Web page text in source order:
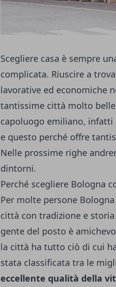
Scegliere casa è sempre
complicata. Riuscire a
lavorative ed economiche
tantissime città molto
capoluogo emiliano,
e questo perché offre
Nelle prossime righe
dintorni.
Perché scegliere Bologna
Per molte persone
città con tradizione e
gente del posto è
la città ha tutto ciò di cui
stata classificata tra le
eccellente qualità della